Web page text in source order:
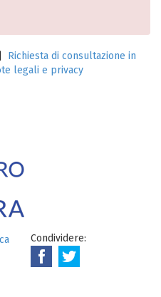
Richiesta di consultazione in
legali e privacy
Condividere: